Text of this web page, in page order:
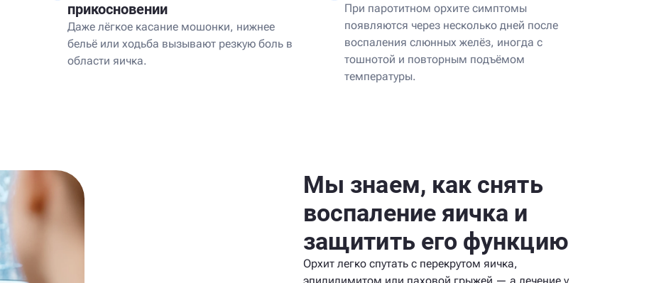
прикосновении
Даже лёгкое касание мошонки, нижнее
бельё или ходьба вызывают резкую боль в
области яичка.
При паротитном орхите симптомы
появляются через несколько дней после
воспаления слюнных желёз, иногда с
тошнотой и повторным подъёмом
температуры.
Мы знаем, как снять
воспаление яичка и
защитить его функцию
Орхит легко спутать с перекрутом яичка,